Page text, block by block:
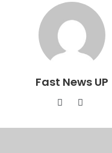
Fast News UP
Website